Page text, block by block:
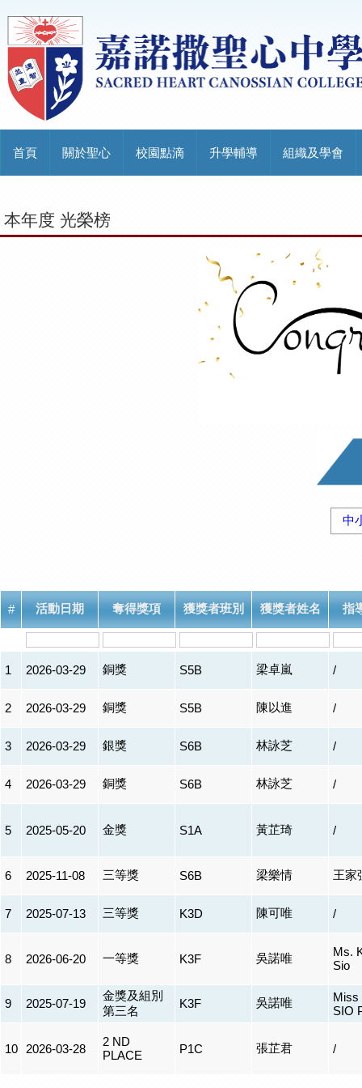
首頁 關於聖心 校園點滴 升學輔導 組織及學會
本年度 光榮榜
中
# 活動日期 奪得獎項 獲獎者班別 獲獎者姓名 指
1 2026-03-29 銅獎 S5B 梁卓嵐 /
2 2026-03-29 銅獎 S5B 陳以進 /
3 2026-03-29 銀獎 S6B 林詠芝 /
4 2026-03-29 銅獎 S6B 林詠芝 /
5 2025-05-20 金獎 S1A 黃芷琦 /
6 2025-11-08 三等獎 S6B 梁樂情 王家
7 2025-07-13 三等獎 K3D 陳可唯 /
8 2026-06-20 一等獎 K3F 吳諾唯
Ms.
Sio
9 2025-07-19
金獎及組別
第三名
K3F 吳諾唯
Miss
SIO
10 2026-03-28
2 ND
PLACE
P1C 張芷君 /